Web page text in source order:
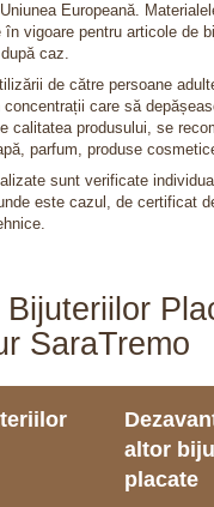
Europeană.
vigoare pentru articole de
caz.
de către persoane
care să
calitatea produsului, se
parfum, produse
sunt verificate
este cazul, de certificat
SaraTremo
altor
placate